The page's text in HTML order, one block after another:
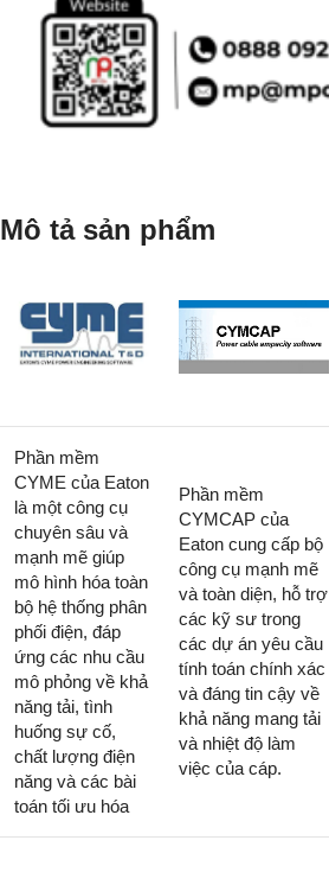
Mô tả sản phẩm
Phần mềm
CYME của Eaton
là một công cụ
chuyên sâu và
mạnh mẽ giúp
mô hình hóa toàn
bộ hệ thống phân
phối điện, đáp
ứng các nhu cầu
mô phỏng về khả
năng tải, tình
huống sự cố,
chất lượng điện
năng và các bài
toán tối ưu hóa
Phần mềm
CYMCAP của
Eaton cung cấp bộ
công cụ mạnh mẽ
và toàn diện, hỗ trợ
các kỹ sư trong
các dự án yêu cầu
tính toán chính xác
và đáng tin cậy về
khả năng mang tải
và nhiệt độ làm
việc của cáp.